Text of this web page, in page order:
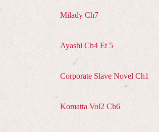
Milady Ch7
Ayashi Ch4 Et 5
Corporate Slave Novel Ch1
Komatta Vol2 Ch6